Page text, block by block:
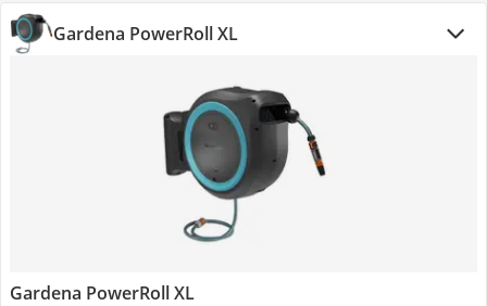
Gardena PowerRoll XL
Gardena PowerRoll XL